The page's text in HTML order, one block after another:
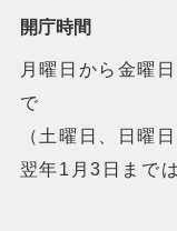
開庁時間
月曜日から金曜
で
（土曜日、日曜
翌年1月3日まで